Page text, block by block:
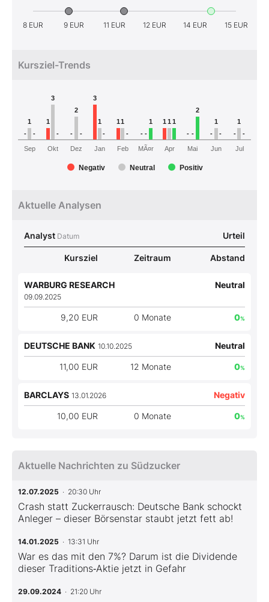
8 EUR 9 EUR 11 EUR 12 EUR 14 EUR 15 EUR
Kursziel-Trends
-
1
-
3
1
-
1
- - -
1
3
2
1
1
-
1
-
1 1
- - - - -
1 1
2
- -
Negativ Neutral Positiv
Sep Okt Dez Jan Feb MÃ¤r Apr Mai Jun Jul
Aktuelle Analysen
Analyst Datum Urteil
Kursziel Zeitraum Abstand
WARBURG RESEARCH
09.09.2025
Neutral
9,20 EUR 0 Monate 0%
DEUTSCHE BANK 10.10.2025 Neutral
11,00 EUR 12 Monate 0%
BARCLAYS 13.01.2026 Negativ
10,00 EUR 0 Monate 0%
Aktuelle Nachrichten zu Südzucker
12.07.2025 · 20:30 Uhr
Crash statt Zuckerrausch: Deutsche Bank schockt
Anleger – dieser Börsenstar staubt jetzt fett ab!
14.01.2025 · 13:31 Uhr
War es das mit den 7%? Darum ist die Dividende
dieser Traditions‑Aktie jetzt in Gefahr
29.09.2024 · 21:20 Uhr